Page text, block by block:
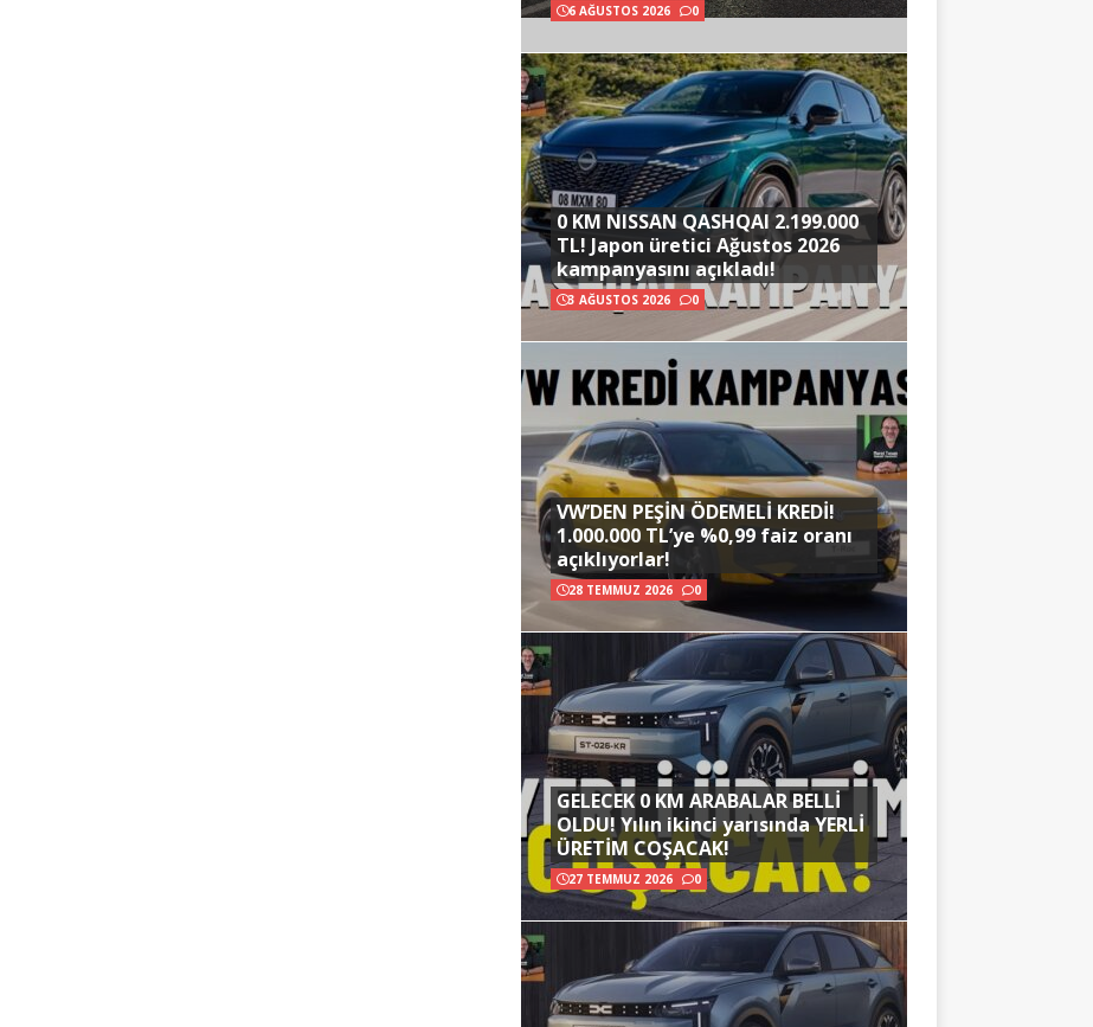
6 AĞUSTOS 2026 0
0 KM NISSAN QASHQAI 2.199.000
TL! Japon üretici Ağustos 2026
kampanyasını açıkladı!
3 AĞUSTOS 2026 0
VW’DEN PEŞİN ÖDEMELİ KREDİ!
1.000.000 TL’ye %0,99 faiz oranı
açıklıyorlar!
28 TEMMUZ 2026 0
GELECEK 0 KM ARABALAR BELLİ
OLDU! Yılın ikinci yarısında YERLİ
ÜRETİM COŞACAK!
27 TEMMUZ 2026 0